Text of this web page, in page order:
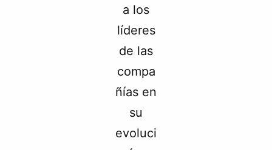
a los
líderes
de las
compa
ñías en
su
evoluci